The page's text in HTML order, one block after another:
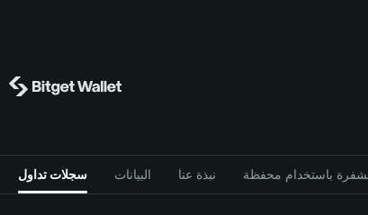
سجلات تداول البيانات نبذة عنا